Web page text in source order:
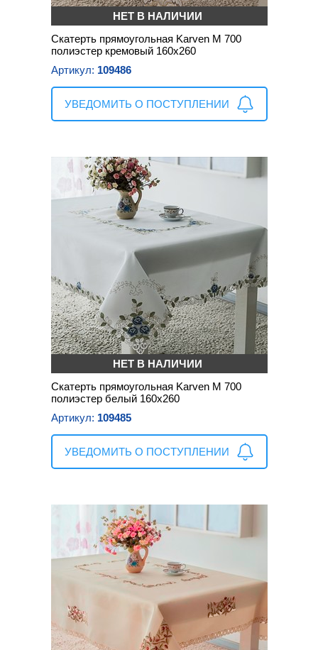
НЕТ В НАЛИЧИИ
Скатерть прямоугольная Karven М 700
полиэстер кремовый 160х260
Артикул: 109486
УВЕДОМИТЬ О ПОСТУПЛЕНИИ
НЕТ В НАЛИЧИИ
Скатерть прямоугольная Karven М 700
полиэстер белый 160х260
Артикул: 109485
УВЕДОМИТЬ О ПОСТУПЛЕНИИ